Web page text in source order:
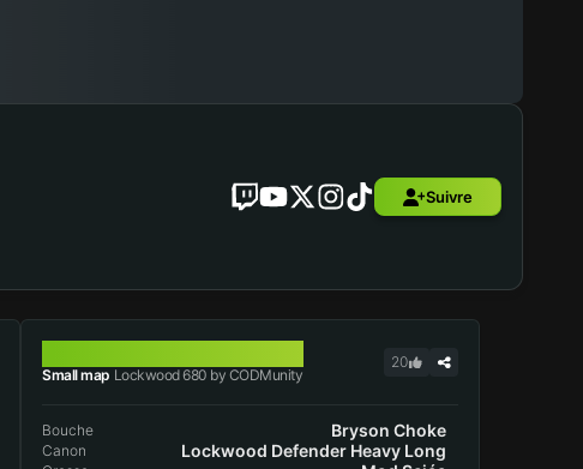
Suivre
Small map Lockwood 680 by CODMunity
20
Bouche Bryson Choke
Canon Lockwood Defender Heavy Long